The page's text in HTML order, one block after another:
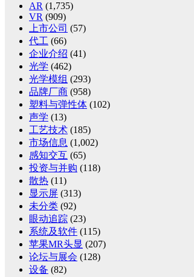
AR (1,735)
VR (909)
上市公司 (57)
代工 (66)
企业介绍 (41)
光学 (462)
光学模组 (293)
品牌厂商 (958)
塑料与弹性体 (102)
声学 (13)
工艺技术 (185)
市场信息 (1,002)
感知交互 (65)
投资与并购 (118)
散热 (11)
显示屏 (313)
未分类 (92)
眼动追踪 (23)
系统及软件 (115)
苹果MR头显 (207)
论坛与展会 (128)
设备 (82)